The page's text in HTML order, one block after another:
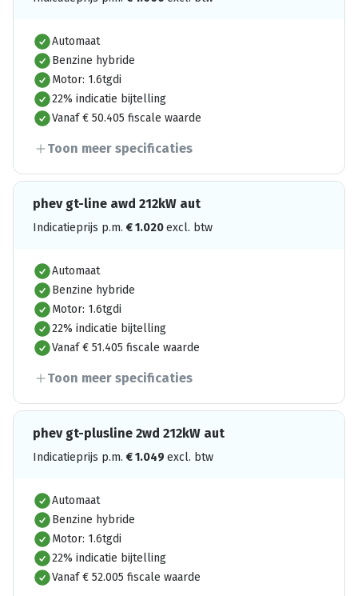
Automaat
Benzine hybride
Motor: 1.6tgdi
22% indicatie bijtelling
Vanaf € 50.405 fiscale waarde
Toon meer specificaties
phev gt-line awd 212kW aut
Indicatieprijs p.m. €1.020excl. btw
Automaat
Benzine hybride
Motor: 1.6tgdi
22% indicatie bijtelling
Vanaf € 51.405 fiscale waarde
Toon meer specificaties
phev gt-plusline 2wd 212kW aut
Indicatieprijs p.m. €1.049 excl. btw
Automaat
Benzine hybride
Motor: 1.6tgdi
22% indicatie bijtelling
Vanaf € 52.005 fiscale waarde